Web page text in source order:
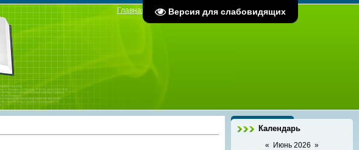
Версия для слабовидящих
Главная Регистрация| Вход
Календарь
« Июнь 2026 »